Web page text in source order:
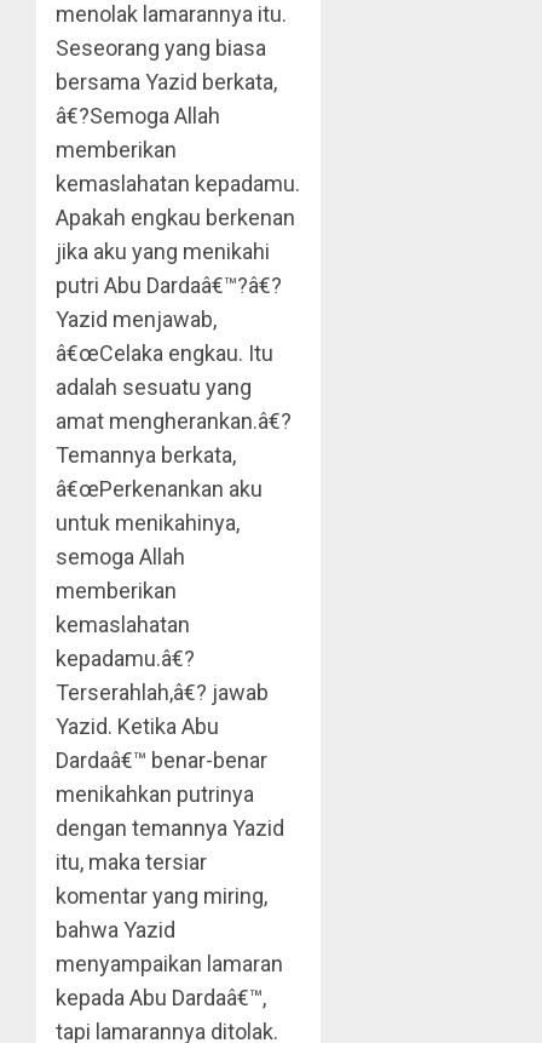
menolak lamarannya itu.
Seseorang yang biasa
bersama Yazid berkata,
â€?Semoga Allah
memberikan
kemaslahatan kepadamu.
Apakah engkau berkenan
jika aku yang menikahi
putri Abu Dardaâ€™?â€?
Yazid menjawab,
â€œCelaka engkau. Itu
adalah sesuatu yang
amat mengherankan.â€?
Temannya berkata,
â€œPerkenankan aku
untuk menikahinya,
semoga Allah
memberikan
kemaslahatan
kepadamu.â€?
Terserahlah,â€? jawab
Yazid. Ketika Abu
Dardaâ€™ benar-benar
menikahkan putrinya
dengan temannya Yazid
itu, maka tersiar
komentar yang miring,
bahwa Yazid
menyampaikan lamaran
kepada Abu Dardaâ€™,
tapi lamarannya ditolak.